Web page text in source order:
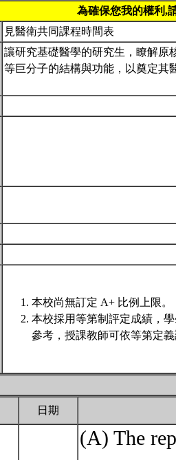
為確保您我的權利,
見醫衛共同課程時間表
讓研究基礎醫學的研究生，瞭解原
等巨分子的結構與功能，以奠定其
本校尚無訂定 A+ 比例上限。
本校採用等第制評定成績，
參考，授課教師可依等第定
日期
(A) The